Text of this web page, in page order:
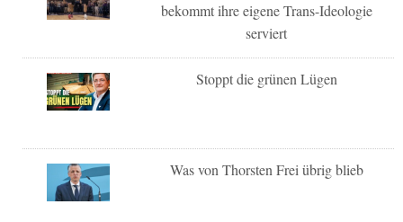
bekommt ihre eigene Trans-Ideologie
serviert
Stoppt die grünen Lügen
Was von Thorsten Frei übrig blieb